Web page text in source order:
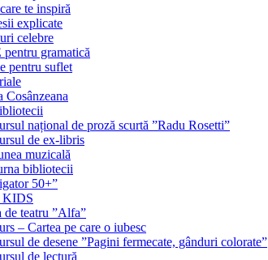
te inspiră
explicate
celebre
gramatică
pentru suflet
Cosânzeana
național de proză scurtă ”Radu Rosetti”
de ex-libris
muzicală
bibliotecii
50+”
KIDS
de teatru ”Alfa”
– Cartea pe care o iubesc
de desene ”Pagini fermecate, gânduri colorate”
de lectură